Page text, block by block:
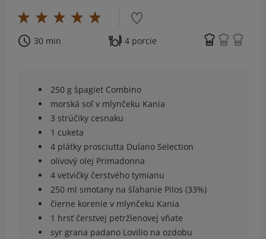
30 min 4 porcie
250 g špagiet Combino
morská soľ v mlynčeku Kania
3 strúčiky cesnaku
1 cuketa
4 plátky prosciutta Dulano Selection
olivový olej Primadonna
4 vetvičky čerstvého tymianu
250 ml smotany na šľahanie Pilos (33%)
čierne korenie v mlynčeku Kania
1 hrsť čerstvej petržlenovej vňate
syr grana padano Lovilio na ozdobu